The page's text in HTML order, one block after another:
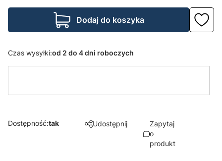
Dodaj do koszyka
Czas wysyłki:od 2 do 4 dni roboczych
Dostępność:tak Udostępnij
Zapytaj
o
produkt